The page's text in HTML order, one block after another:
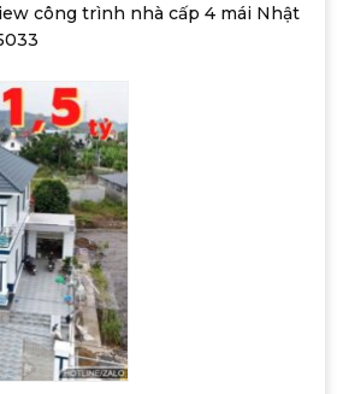
công trình nhà cấp 4 mái Nhật